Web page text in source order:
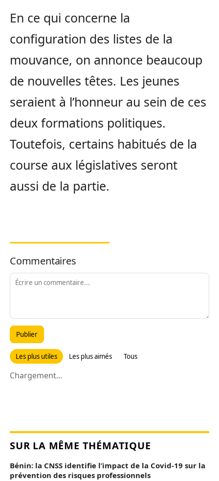
En ce qui concerne la
configuration des listes de la
mouvance, on annonce beaucoup
de nouvelles têtes. Les jeunes
seraient à l’honneur au sein de ces
deux formations politiques.
Toutefois, certains habitués de la
course aux législatives seront
aussi de la partie.
Commentaires
Publier
Les plus utiles Les plus aimés Tous
Chargement...
SUR LA MÊME THÉMATIQUE
Bénin: la CNSS identifie l’impact de la Covid-19 sur la
prévention des risques professionnels